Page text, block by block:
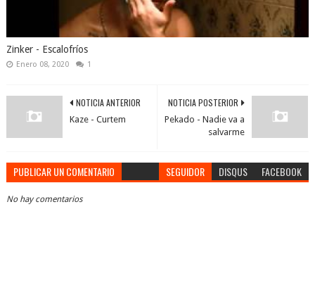
Zinker - Escalofríos
Enero 08, 2020 1
NOTICIA POSTERIOR
Pekado - Nadie va a
salvarme
NOTICIA ANTERIOR
Kaze - Curtem
PUBLICAR UN COMENTARIO SEGUIDOR DISQUS FACEBOOK
No hay comentarios